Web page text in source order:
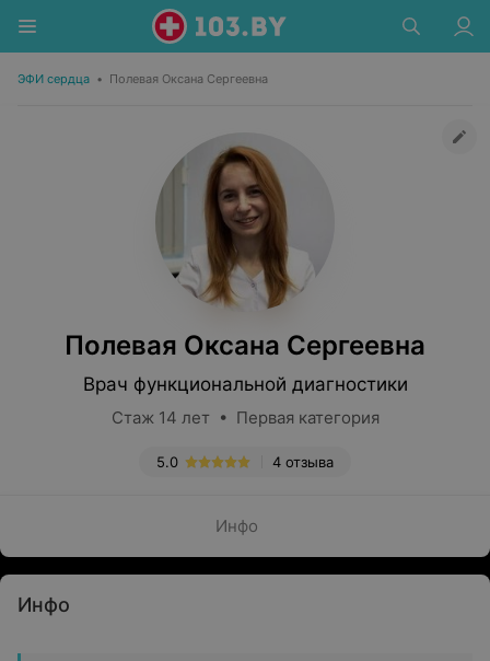
ЭФИ сердца • Полевая Оксана Сергеевна
Полевая Оксана Сергеевна
Врач функциональной диагностики
Стаж 14 лет • Первая категория
4 отзыва
5.0
Инфо
Инфо